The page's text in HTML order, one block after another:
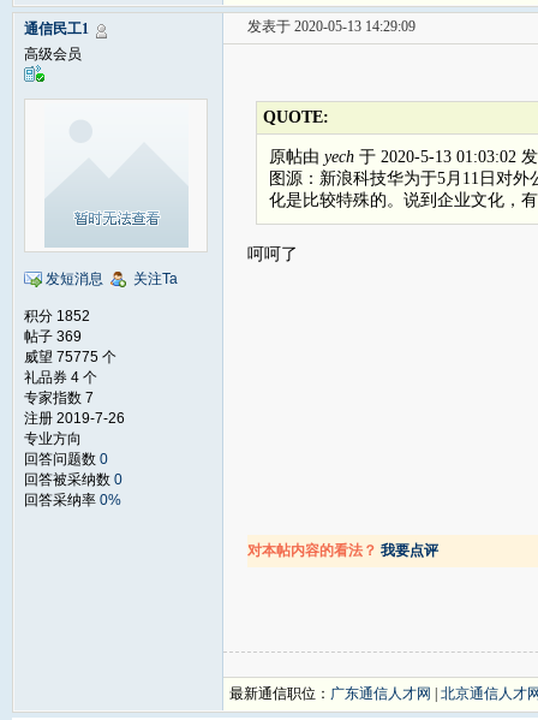
通信民工1
高级会员
发短消息 关注Ta
积分 1852
帖子 369
威望 75775 个
礼品券 4 个
专家指数 7
注册 2019-7-26
专业方向
回答问题数 0
回答被采纳数 0
回答采纳率 0%
发表于 2020-05-13 14:29:09
QUOTE:
原帖由 yech 于 2020-5-13 01:03:02
图源：新浪科技华为于5月11日对
化是比较特殊的。说到企业文化，
呵呵了
对本帖内容的看法？ 我要点评
最新通信职位： 广东通信人才网 北京通信人才